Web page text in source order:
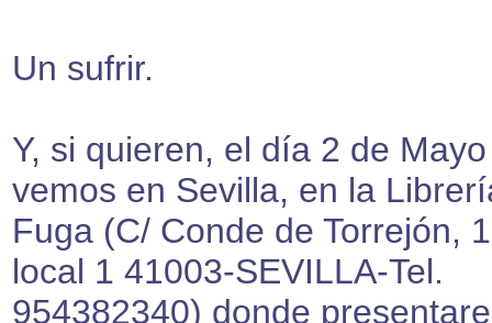
Un sufrir.
Y, si quieren, el día 2 de
vemos en Sevilla, en la
Fuga (C/ Conde de Torrejón,
local 1 41003-SEVILLA-Tel.
954382340) donde